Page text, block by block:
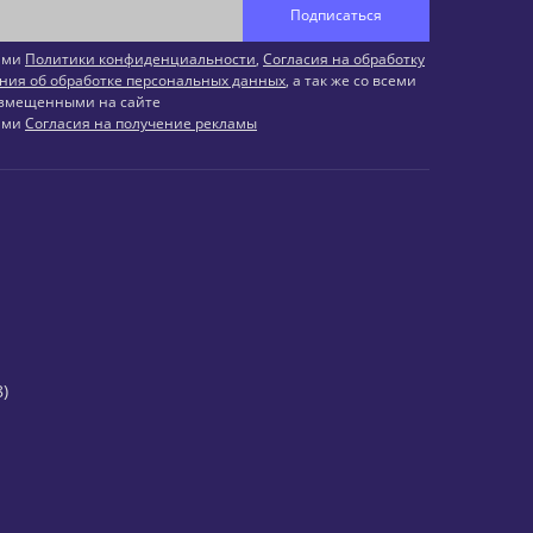
Подписаться
Политики конфиденциальности, Согласия на обработку
об обработке персональных данных, а так же со всеми
на сайте
Согласия на получение рекламы